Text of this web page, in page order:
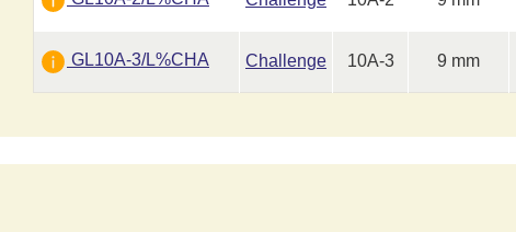
GL10A-3/L%CHA Challenge 10A-3 9 mm